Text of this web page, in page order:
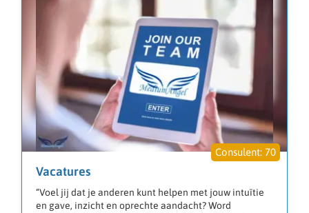
70
Vacatures
“Voel jij dat je anderen kunt helpen met jouw intuïtie
en gave, inzicht en oprechte aandacht? Word